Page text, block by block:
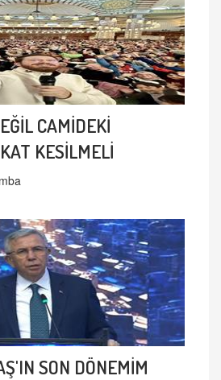
CAMİDEKİ
KESİLMELİ
SON DÖNEMİM